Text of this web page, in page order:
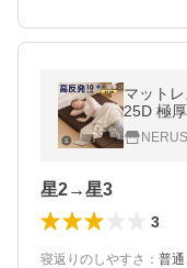
マット
25D 極
バー 折
り 三つ
星2→星3
3
寝返りのしやすさ ： 普通